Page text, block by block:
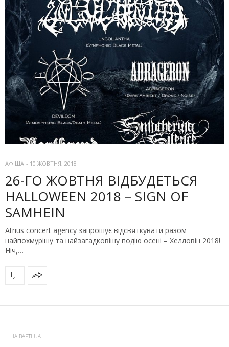
АФІША - 10 ЖОВТНЯ, 2018
26-ГО ЖОВТНЯ ВІДБУДЕТЬСЯ
HALLOWEEN 2018 – SIGN OF
SAMHEIN
Atrius concert agency запрошує відсвяткувати разом
найпохмурішу та найзагадковішу подію осені – Хелловін 2018!
Ніч,…
НА ВАРТІ UA